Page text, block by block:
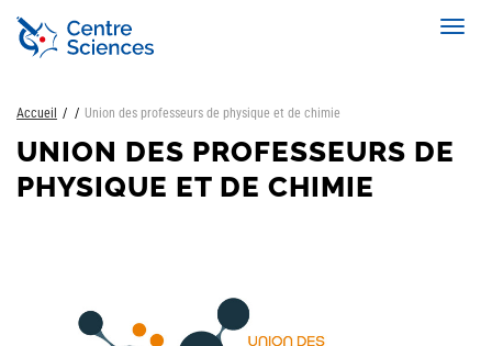
Aller
contenu
Accueil Union des professeurs de physique et de chimie
UNION DES PROFESSEURS DE
PHYSIQUE ET DE CHIMIE